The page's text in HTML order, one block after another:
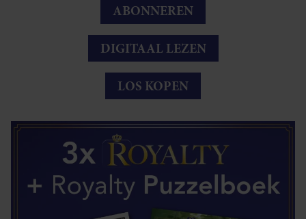
ABONNEREN
DIGITAAL LEZEN
LOS KOPEN